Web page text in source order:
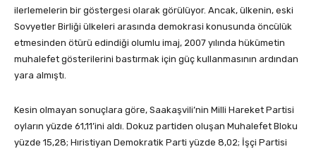
ilerlemelerin bir göstergesi olarak görülüyor. Ancak, ülkenin, eski
Sovyetler Birliği ülkeleri arasında demokrasi konusunda öncülük
etmesinden ötürü edindiği olumlu imaj, 2007 yılında hükümetin
muhalefet gösterilerini bastırmak için güç kullanmasının ardından
yara almıştı.
Kesin olmayan sonuçlara göre, Saakaşvili’nin Milli Hareket Partisi
oyların yüzde 61,11’ini aldı. Dokuz partiden oluşan Muhalefet Bloku
yüzde 15,28; Hıristiyan Demokratik Parti yüzde 8,02; İşçi Partisi